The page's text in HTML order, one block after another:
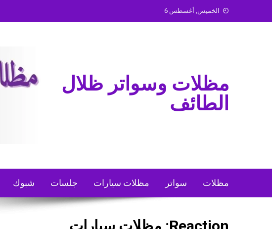
الخميس, أغسطس 6
مظلات وسواتر ظلال
الطائف
مظلات سواتر مظلات سيارات جلسات شبوك